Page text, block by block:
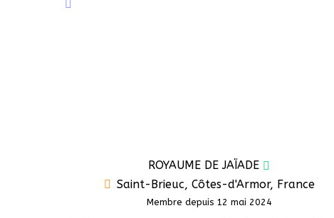
ROYAUME DE JAÏADE
Saint-Brieuc, Côtes-d'Armor, France
Membre depuis 12 mai 2024